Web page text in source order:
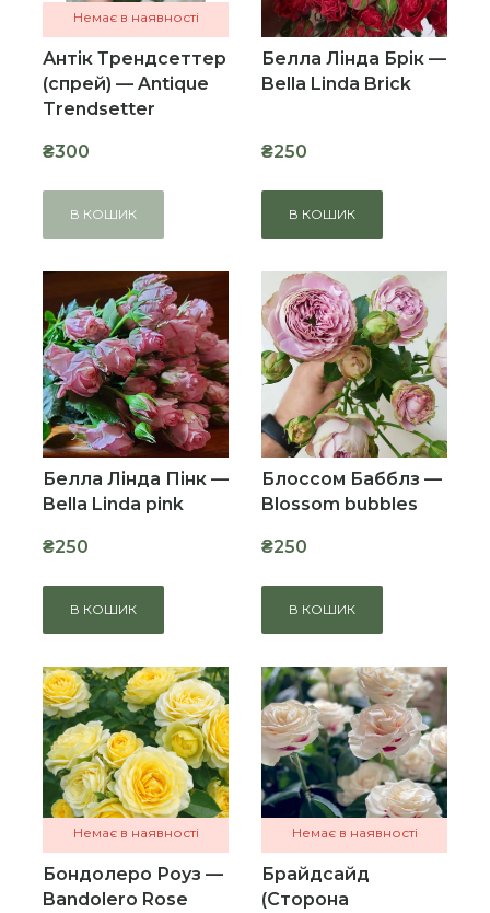
Немає в наявності
Антік Трендсеттер
(спрей) — Antique
Trendsetter
₴300
В КОШИК
Белла Лінда Брік —
Bella Linda Brick
₴250
В КОШИК
Белла Лінда Пінк —
Bella Linda pink
₴250
В КОШИК
Блоссом Бабблз —
Blossom bubbles
₴250
В КОШИК
Немає в наявності
Бондолеро Роуз —
Bandolero Rose
Немає в наявності
Брайдсайд
(Сторона